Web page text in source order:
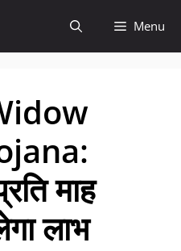
Menu
माह
लाभ